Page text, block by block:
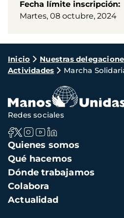
Fecha límite inscripción
Martes, 08 octubre, 2024
Ruta
de
navegación
Inicio Nuestras
Actividades
Marcha
Navegación
principal
Quienes somos
Qué hacemos
Dónde trabajamos
Colabora
Actualidad
Redes sociales